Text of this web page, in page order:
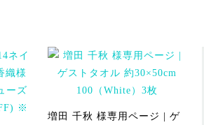
増田 千秋 様専用ページ | ゲ